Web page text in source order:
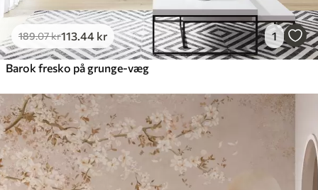
189.07kr113 .44 kr 1
Barok fresko på grunge-væg